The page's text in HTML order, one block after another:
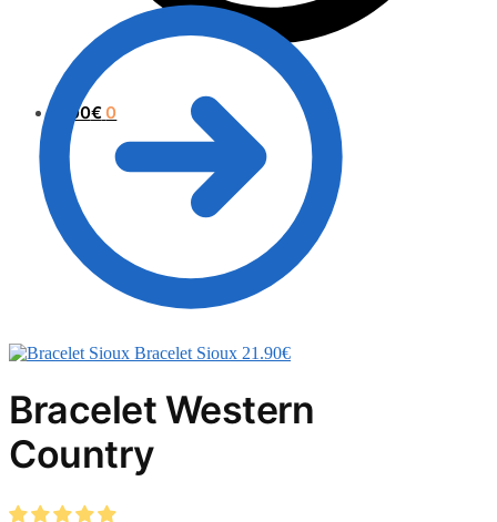
0.00€ 0
Bracelet Sioux 21.90€
Bracelet Western
Country